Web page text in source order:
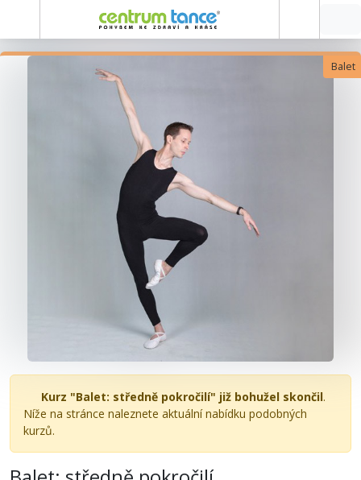
Balet
Kurz "Balet: středně pokročilí" již bohužel skončil.
Níže na stránce naleznete aktuální nabídku podobných
kurzů.